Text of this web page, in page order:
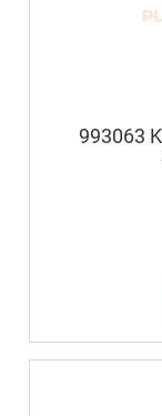
993063